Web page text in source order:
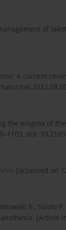
of
A current
the enigma of
doi:
en [accessed on
R.,
[Article